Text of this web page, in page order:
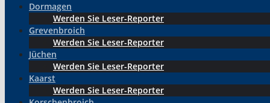
Dormagen
Werden Sie Leser-Reporter
Grevenbroich
Werden Sie Leser-Reporter
Jüchen
Werden Sie Leser-Reporter
Kaarst
Werden Sie Leser-Reporter